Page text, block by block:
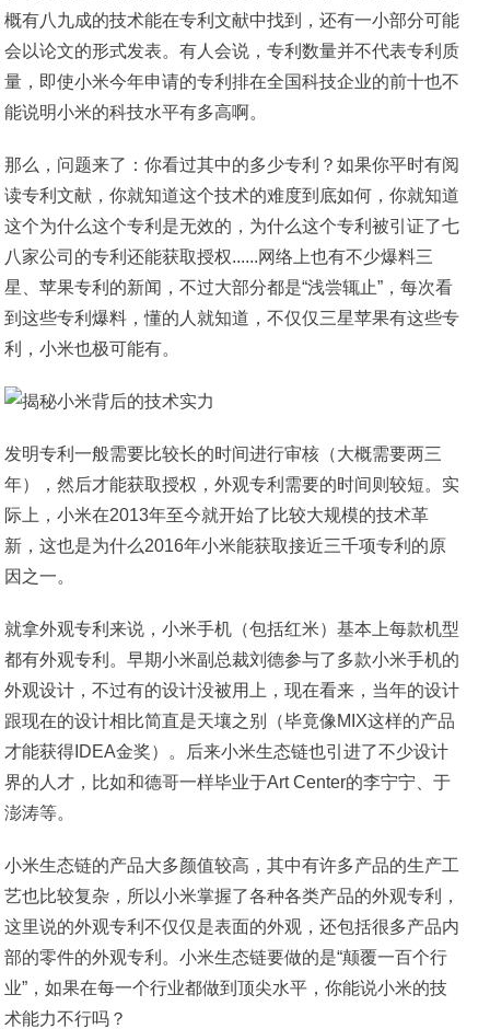
概有八九成的技术能在专利文献中找到，还有一小部分可能
会以论文的形式发表。有人会说，专利数量并不代表专利质
量，即使小米今年申请的专利排在全国科技企业的前十也不
能说明小米的科技水平有多高啊。
那么，问题来了：你看过其中的多少专利？如果你平时有阅
读专利文献，你就知道这个技术的难度到底如何，你就知道
这个为什么这个专利是无效的，为什么这个专利被引证了七
八家公司的专利还能获取授权......网络上也有不少爆料三
星、苹果专利的新闻，不过大部分都是“浅尝辄止”，每次看
到这些专利爆料，懂的人就知道，不仅仅三星苹果有这些专
利，小米也极可能有。
发明专利一般需要比较长的时间进行审核（大概需要两三
年），然后才能获取授权，外观专利需要的时间则较短。实
际上，小米在2013年至今就开始了比较大规模的技术革
新，这也是为什么2016年小米能获取接近三千项专利的原
因之一。
就拿外观专利来说，小米手机（包括红米）基本上每款机型
都有外观专利。早期小米副总裁刘德参与了多款小米手机的
外观设计，不过有的设计没被用上，现在看来，当年的设计
跟现在的设计相比简直是天壤之别（毕竟像MIX这样的产品
才能获得IDEA金奖）。后来小米生态链也引进了不少设计
界的人才，比如和德哥一样毕业于Art Center的李宁宁、于
澎涛等。
小米生态链的产品大多颜值较高，其中有许多产品的生产工
艺也比较复杂，所以小米掌握了各种各类产品的外观专利，
这里说的外观专利不仅仅是表面的外观，还包括很多产品内
部的零件的外观专利。小米生态链要做的是“颠覆一百个行
业”，如果在每一个行业都做到顶尖水平，你能说小米的技
术能力不行吗？